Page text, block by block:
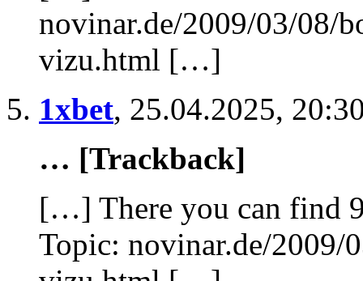
novinar.de/2009/03/08/
vizu.html […]
1xbet, 25.04.2025,
… [Trackback]
[…] There you can find
Topic: novinar.de/2009/